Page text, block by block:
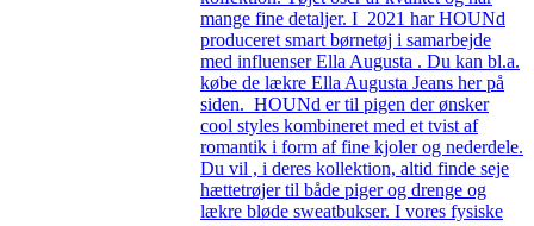
mange fine detaljer. I 2021 har HOUNd
produceret smart børnetøj i samarbejde
med influenser Ella Augusta . Du kan bl.a.
købe de lækre Ella Augusta Jeans her på
siden. HOUNd er til pigen der ønsker
cool styles kombineret med et tvist af
romantik i form af fine kjoler og nederdele.
Du vil , i deres kollektion, altid finde seje
hættetrøjer til både piger og drenge og
lækre bløde sweatbukser. I vores fysiske